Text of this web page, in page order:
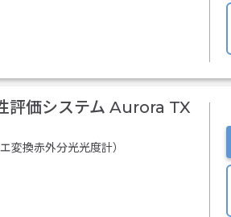
評価システム Aurora TX
変換赤外分光光度計）